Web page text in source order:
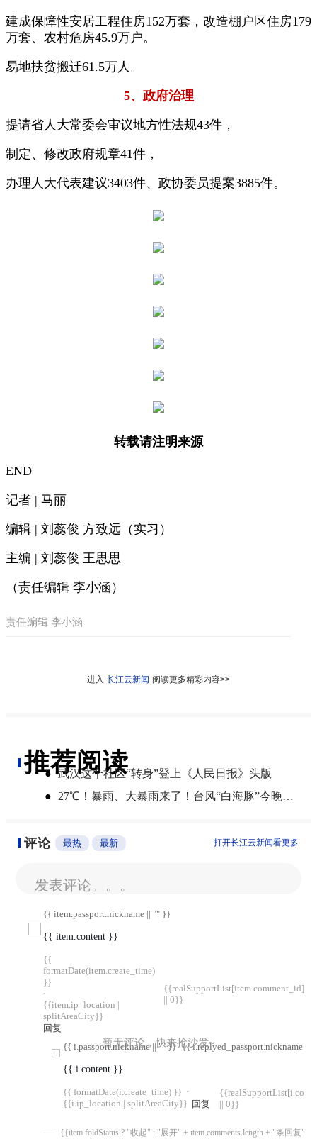
建成保障性安居工程住房152万套，改造棚户区住房179
万套、农村危房45.9万户。
易地扶贫搬迁61.5万人。
5、政府治理
提请省人大常委会审议地方性法规43件，
制定、修改政府规章41件，
办理人大代表建议3403件、政协委员提案3885件。
转载请注明来源
END
记者 | 马丽
编辑 | 刘蕊俊 方致远（实习）
主编 | 刘蕊俊 王思思
（责任编辑 李小涵）
责任编辑 李小涵
进入 长江云新闻 阅读更多精彩内容>>
推荐阅读
● 武汉这个社区“转身”登上《人民日报》头版
●
27℃！暴雨、大暴雨来了！台风“白海豚”今晚登陆，湖北开启降雨降温模式
评论 最热 最新 打开长江云新闻看更多
发表评论。。。
{{ item.passport.nickname || "" }}
{{ item.content }}
{{
formatDate(item.create_time)
}}
·
{{item.ip_location |
splitAreaCity}}
回复
{{realSupportList[item.comment_id]
|| 0}}
{{ i.passport.nickname || "" }} {{ i.replyed_passport.nickname ||
{{ i.content }}
{{ formatDate(i.create_time) }} ·
{{i.ip_location | splitAreaCity}} 回复
|| 0}}
{{item.foldStatus ? "收起" : "展开" + item.comments.length + "条回复"}}
暂无评论，快来抢沙发~